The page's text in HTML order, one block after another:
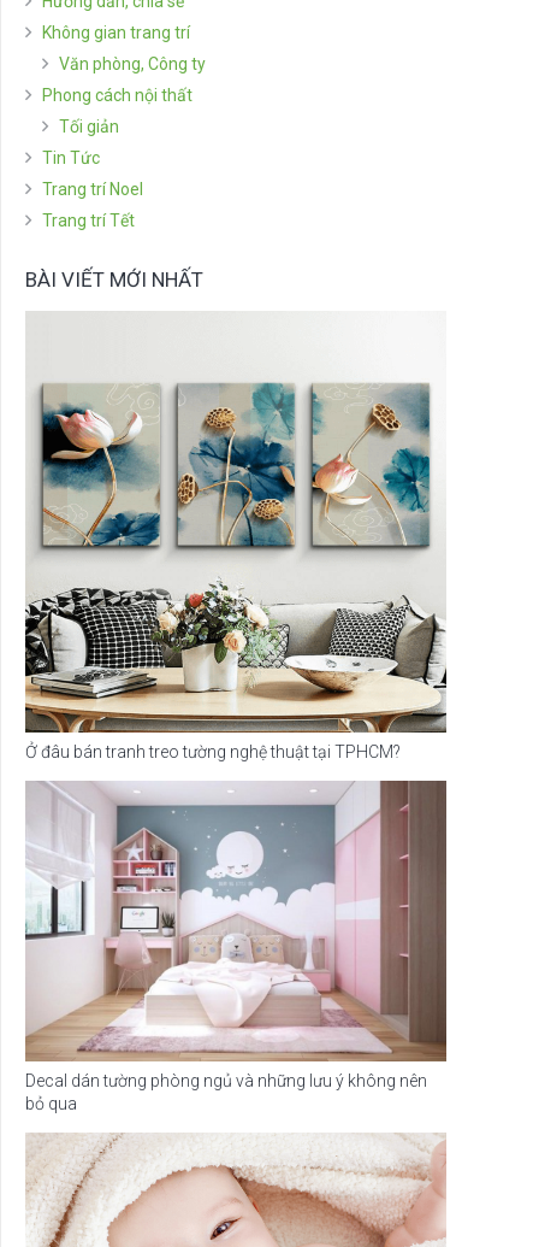
Không gian trang trí
Văn phòng, Công ty
Phong cách nội thất
Tối giản
Tin Tức
Trang trí Noel
Trang trí Tết
BÀI VIẾT MỚI NHẤT
Ở đâu bán tranh treo tường nghệ thuật tại TPHCM?
Decal dán tường phòng ngủ và những lưu ý không nên
bỏ qua